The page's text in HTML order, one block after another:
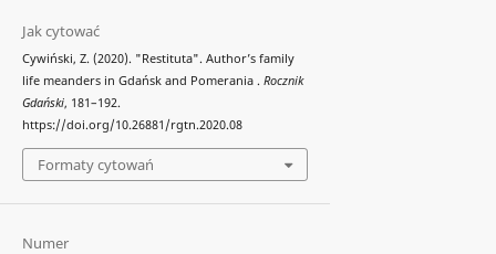
Jak cytować
Cywiński, Z. (2020). "Restituta". Author’s family
life meanders in Gdańsk and Pomerania . Rocznik
Gdański, 181–192.
https://doi.org/10.26881/rgtn.2020.08
Formaty cytowań
Numer